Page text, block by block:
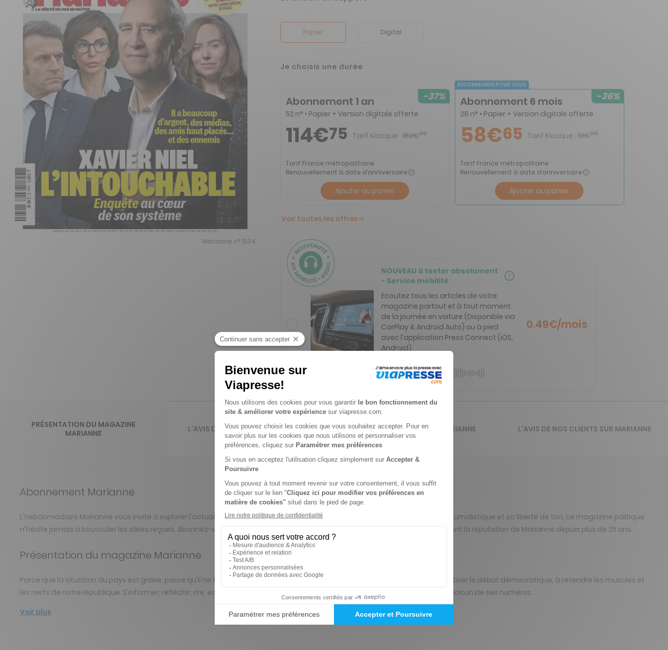
Marianne n° 1534
Papier Digital
Je choisis une durée
RECOMMANDÉ POUR VOUS
-36%
Abonnement 6 mois
26 n° • Papier + Version digitale offerte
58€65 Tarif Kiosque : 91€00
Tarif France métropolitaine
Renouvellement à date d’anniversaire
Ajouter au panier
-37%
Abonnement 1 an
52 n° • Papier + Version digitale offerte
114€75 Tarif Kiosque : 182€00
Tarif France métropolitaine
Renouvellement à date d’anniversaire
Ajouter au panier
Voir toutes les offres
NOUVEAU à tester absolument
- Service mobilité
Ecoutez tous les articles de votre
magazine partout et à tout moment
de la journée en voiture (Disponible via
CarPlay & Androïd Auto) ou à pied
avec l'application Press Connect (iOS,
Android).
0.49€/mois
PRÉSENTATION DU MAGAZINE
MARIANNE
Abonnement Marianne
L'hebdomadaire Marianne vous invite à explorer l'actualité avec un regard incisif et indépendant. Reconnu pour sa rigueur journalistique et sa liberté de ton, ce magazine politique
n'hésite jamais à bousculer les idées reçues. Abonnez-vous pour accéder à l'intégralité des analyses et des enquêtes qui font la réputation de Marianne depuis plus de 25 ans.
Présentation du magazine Marianne
Parce que la situation du pays est grave, parce qu'il ne faut pas baisser les bras, Marianne cherche chaque semaine à réactiver le débat démocratique, à retendre les muscles et
les nerfs de notre république. S'informer, réfléchir, rire, espérer, lutter… Le magazine Marianne vous propose tout cela dans chacun de ses numéros.
Voir plus
L'AVIS DE VIAPRESSE SUR MARIANNE ANCIENS NUMÉROS DE MARIANNE L'AVIS DE NOS CLIENTS SUR MARIANNE